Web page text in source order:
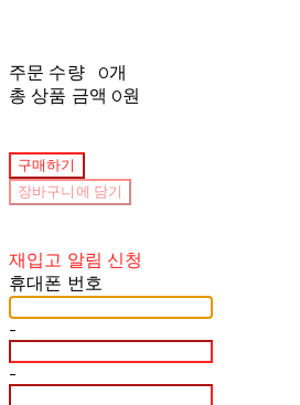
주문 수량
0개
총 상품 금액 0원
구매하기
장바구니에 담기
재입고 알림 신청
휴대폰 번호
-
-